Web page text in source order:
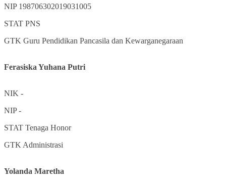
NIP 198706302019031005
STAT PNS
GTK Guru Pendidikan Pancasila dan Kewarganegaraan
Ferasiska Yuhana Putri
NIK -
NIP-
STAT Tenaga Honor
GTK Administrasi
Yolanda Maretha